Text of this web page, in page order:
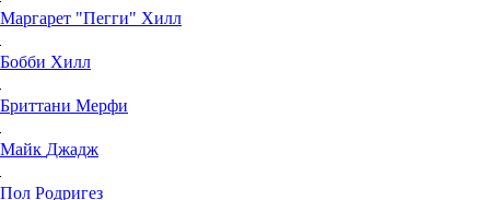
Маргарет "Пегги" Хилл
Бобби Хилл
Бриттани Мерфи
Майк Джадж
Пол Родригез